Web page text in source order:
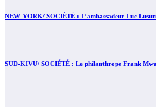
NEW-YORK/ SOCIÉTÉ : L’ambassadeur Luc
SUD-KIVU/ SOCIÉTÉ : Le philanthrope Frank